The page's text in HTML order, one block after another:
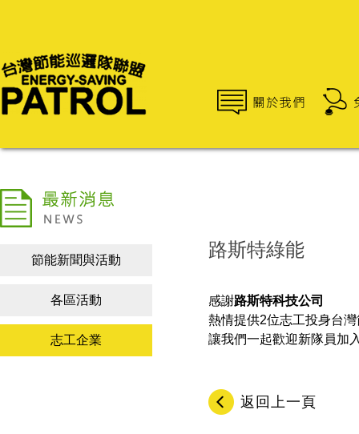
節能新聞與活動
各區活動
志工企業
路斯特綠能
感謝路斯特科技公司
熱情提供2位志工投身台
讓我們一起歡迎新隊員加
返回上一頁